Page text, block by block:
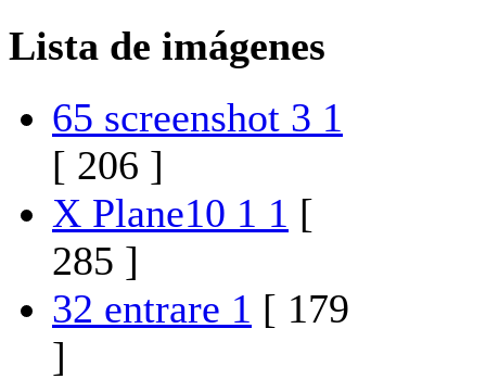
Lista de imágenes
65 screenshot 3 1
[ 206 ]
X Plane10 1 1 [
285 ]
32 entrare 1 [ 179
]